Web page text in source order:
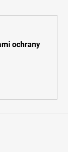
ochrany